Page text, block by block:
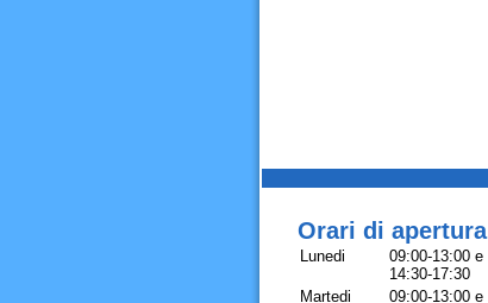
Orari di apertura
Lunedi
09:00-13:00 e
14:30-17:30
Martedi
09:00-13:00 e